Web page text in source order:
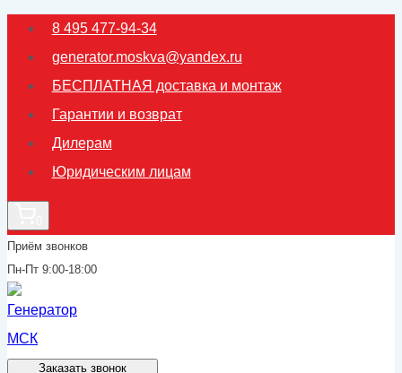
Перейти
содержимому
8 495 477-94-34
generator.moskva@yandex.ru
БЕСПЛАТНАЯ доставка и монтаж
Гарантии и возврат
Дилерам
Юридическим лицам
Приём звонков
Пн-Пт 9:00-18:00
Заказать звонок